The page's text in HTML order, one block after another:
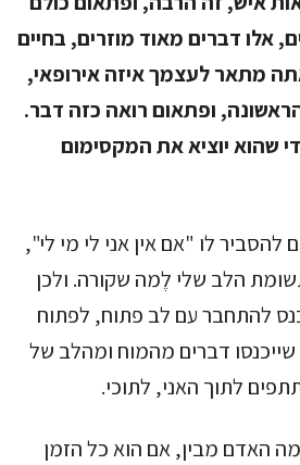
אלו דברים מאוד מוזרים, בחיים
מתאר לעצמך איזה אירופאי,
ופתאום רואה כזה דבר.
שהוא יוציא את המקסימום
להסביר לו "אם אין אני לי מי לי",
הלב שלי לֶמה שקורה. ולכן
להתחבר עם לב פתוח, לפתוח
דברים מהמוח ומהלב של
לתוך האני, לתוכי.
האדם מבין, אם הוא כל הזמן